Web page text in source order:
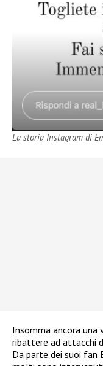
La storia Instagram di
Insomma ancora una
ribattere ad attacchi
Da parte dei suoi fan